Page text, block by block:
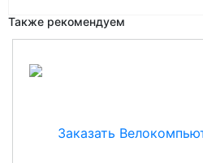
Также рекомендуем